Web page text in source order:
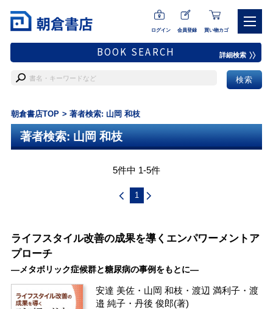
ログイン 会員登録 買い物カゴ
BOOK SEARCH 詳細検索
朝倉書店TOP 著者検索: 山岡 和枝
著者検索: 山岡 和枝
5件中 1-5件
1
ライフスタイル改善の成果を導くエンパワーメントア
プローチ
―メタボリック症候群と糖尿病の事例をもとに―
安達 美佐 ・ 山岡 和枝 ・渡辺 満利子 ・渡
邉 純子 ・丹後 俊郎(著)